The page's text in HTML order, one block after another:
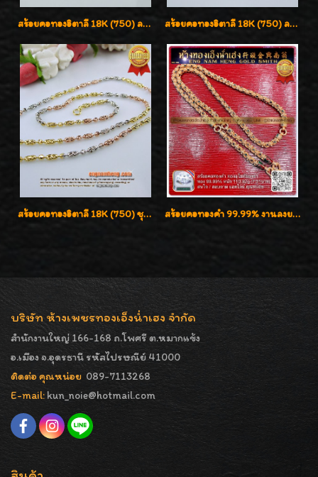
สร้อยคอทองอิตาลี 18K (750) ลายยินตันแกะมูนคัดสวย ลายนี้เงามากๆค่ะ ใส่ทนแข็งแรง สร้อยคอทองอิตาลี 18K (750) ลายสวยตัดเหลี่ยมคมชัด ใส่สวยน่ารักค่ะ
สร้อยคอทองอิตาลี 18K (750) ชุบ 3 สี แกะลายสวยรุ่นใหม่ ลายละเอียดเงาวิบวับค่ะ สร้อยคอทองคำ 99.99% งานลงยาสุโขทัยแท้ งานช่างทองโบราณ หรูหรา น่าสะสมค่ะ
บริษัท ห้างเพชรทองเอ็งน่ำเฮง จำกัด
สำนักงานใหญ่ 166-168 ถ.โพศรี ต.หมากแข้ง
อ.เมือง จ.อุดรธานี รหัสไปรษณีย์ 41000
ติดต่อ คุณหน่อย 089-7113268
E-mail: kun_noie@hotmail.com